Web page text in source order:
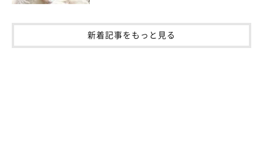
新着記事をもっと見る